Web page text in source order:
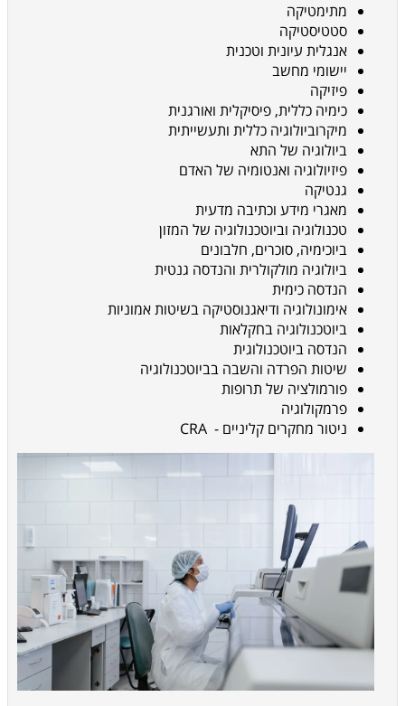
מתימטיקה
סטטיסטיקה
אנגלית עיונית וטכנית
יישומי מחשב
פיזיקה
כימיה כללית, פיסיקלית ואורגנית
מיקרוביולוגיה כללית ותעשייתית
ביולוגיה של התא
פיזיולוגיה ואנטומיה של האדם
גנטיקה
מאגרי מידע וכתיבה מדעית
טכנולוגיה וביוטכנולוגיה של המזון
ביוכימיה, סוכרים, חלבונים
ביולוגיה מולקולרית והנדסה גנטית
הנדסה כימית
אימונולוגיה ודיאגנוסטיקה בשיטות אמוניות
ביוטכנולוגיה בחקלאות
הנדסה ביוטכנולוגית
שיטות הפרדה והשבה בביוטכנולוגיה
פורמולציה של תרופות
פרמקולוגיה
ניטור מחקרים קליניים - CRA